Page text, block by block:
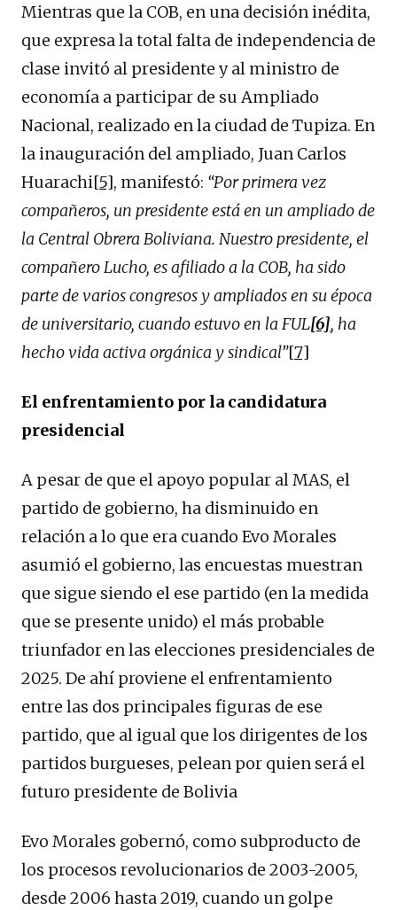
Mientras que la COB, en una decisión inédita,
que expresa la total falta de independencia de
clase invitó al presidente y al ministro de
economía a participar de su Ampliado
Nacional, realizado en la ciudad de Tupiza. En
la inauguración del ampliado, Juan Carlos
Huarachi[5], manifestó: “Por primera vez
compañeros, un presidente está en un ampliado de
la Central Obrera Boliviana. Nuestro presidente, el
compañero Lucho, es afiliado a la COB, ha sido
parte de varios congresos y ampliados en su época
de universitario, cuando estuvo en la FUL[6], ha
hecho vida activa orgánica y sindical”[7]
El enfrentamiento por la candidatura
presidencial
A pesar de que el apoyo popular al MAS, el
partido de gobierno, ha disminuido en
relación a lo que era cuando Evo Morales
asumió el gobierno, las encuestas muestran
que sigue siendo el ese partido (en la medida
que se presente unido) el más probable
triunfador en las elecciones presidenciales de
2025. De ahí proviene el enfrentamiento
entre las dos principales figuras de ese
partido, que al igual que los dirigentes de los
partidos burgueses, pelean por quien será el
futuro presidente de Bolivia
Evo Morales gobernó, como subproducto de
los procesos revolucionarios de 2003-2005,
desde 2006 hasta 2019, cuando un golpe